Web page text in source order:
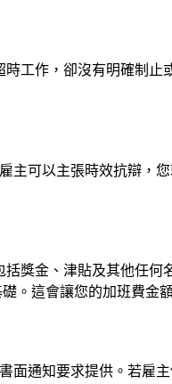
工作，卻沒有明確制止
主可以主張時效抗辯，
獎金、津貼及其他任何
。這會讓您的加班費金
面通知要求提供。若雇